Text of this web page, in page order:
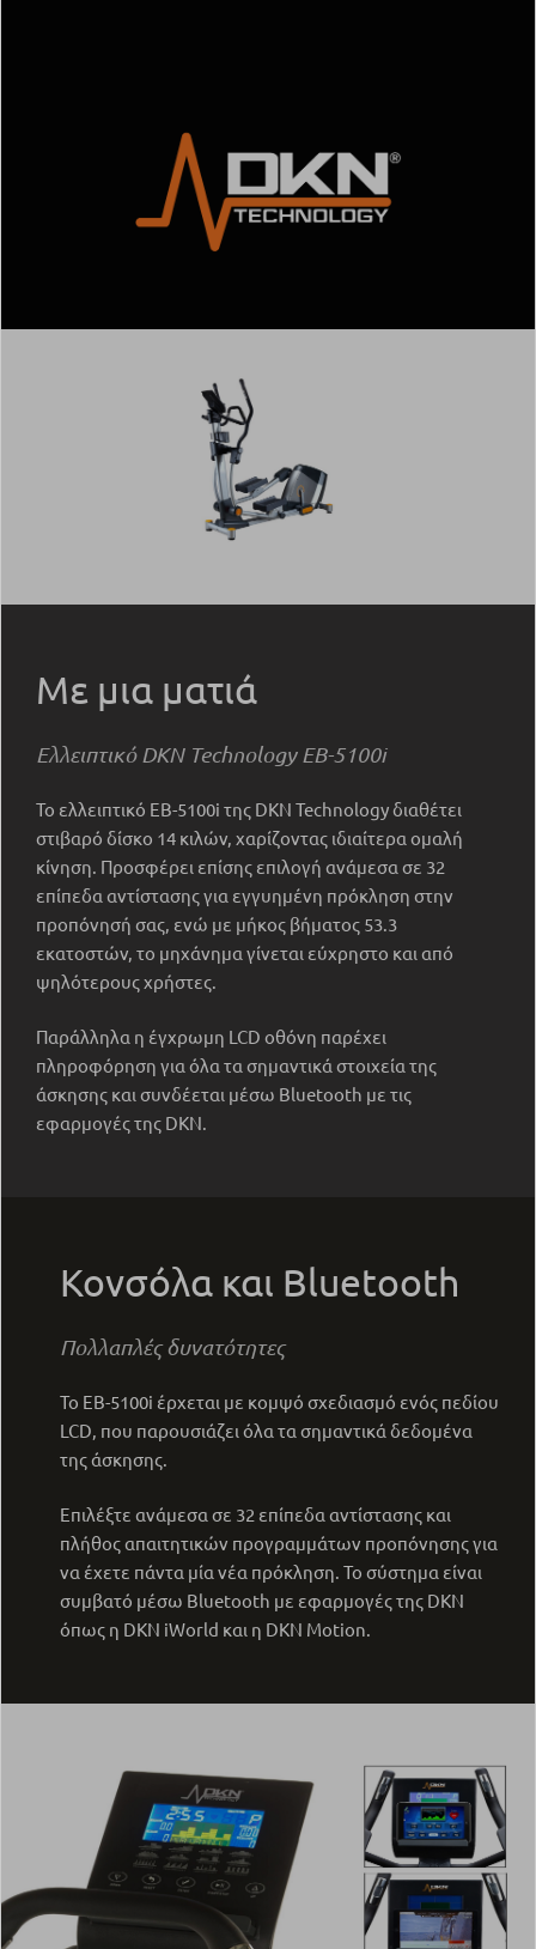
Με μια ματιά
Ελλειπτικό DKN Technology EB-5100i
Το ελλειπτικό EB-5100i της DKN Technology διαθέτει
στιβαρό δίσκο 14 κιλών, χαρίζοντας ιδιαίτερα ομαλή
κίνηση. Προσφέρει επίσης επιλογή ανάμεσα σε 32
επίπεδα αντίστασης για εγγυημένη πρόκληση στην
προπόνησή σας, ενώ με μήκος βήματος 53.3
εκατοστών, το μηχάνημα γίνεται εύχρηστο και από
ψηλότερους χρήστες.
Παράλληλα η έγχρωμη LCD οθόνη παρέχει
πληροφόρηση για όλα τα σημαντικά στοιχεία της
άσκησης και συνδέεται μέσω Bluetooth με τις
εφαρμογές της DKN.
Κονσόλα και Bluetooth
Πολλαπλές δυνατότητες
Το EB-5100i έρχεται με κομψό σχεδιασμό ενός πεδίου
LCD, που παρουσιάζει όλα τα σημαντικά δεδομένα
της άσκησης.
Επιλέξτε ανάμεσα σε 32 επίπεδα αντίστασης και
πλήθος απαιτητικών προγραμμάτων προπόνησης για
να έχετε πάντα μία νέα πρόκληση. Το σύστημα είναι
συμβατό μέσω Bluetooth με εφαρμογές της DKN
όπως η DKN iWorld και η DKN Motion.